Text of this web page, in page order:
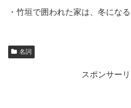
・竹垣で囲われた家は、冬になる
名詞
スポンサー